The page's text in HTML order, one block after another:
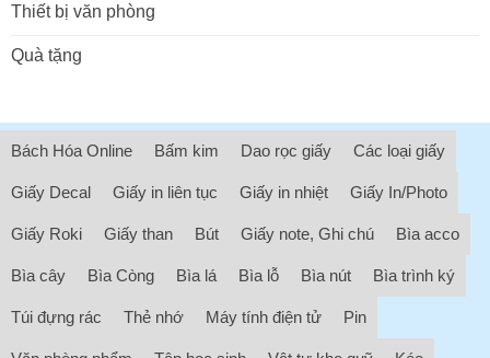
Thiết bị văn phòng
Quà tặng
Bách Hóa Online Bấm kim Dao rọc giấy Các loại giấy
Giấy Decal Giấy in liên tục Giấy in nhiệt Giấy In/Photo
Giấy Roki Giấy than Bút Giấy note, Ghi chú Bìa acco
Bìa cây Bìa Còng Bìa lá Bìa lỗ Bìa nút Bìa trình ký
Túi đựng rác Thẻ nhớ Máy tính điện tử Pin